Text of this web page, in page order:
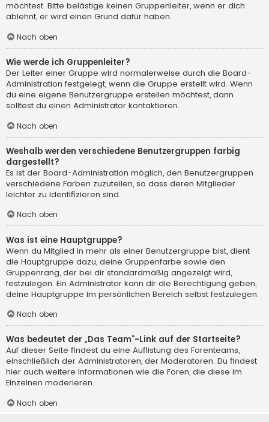
möchtest. Bitte belästige keinen Gruppenleiter, wenn er dich
ablehnt, er wird einen Grund dafür haben.
Nach oben
Wie werde ich Gruppenleiter?
Der Leiter einer Gruppe wird normalerweise durch die Board-
Administration festgelegt, wenn die Gruppe erstellt wird. Wenn
du eine eigene Benutzergruppe erstellen möchtest, dann
solltest du einen Administrator kontaktieren.
Nach oben
Weshalb werden verschiedene Benutzergruppen farbig
dargestellt?
Es ist der Board-Administration möglich, den Benutzergruppen
verschiedene Farben zuzuteilen, so dass deren Mitglieder
leichter zu identifizieren sind.
Nach oben
Was ist eine Hauptgruppe?
Wenn du Mitglied in mehr als einer Benutzergruppe bist, dient
die Hauptgruppe dazu, deine Gruppenfarbe sowie den
Gruppenrang, der bei dir standardmäßig angezeigt wird,
festzulegen. Ein Administrator kann dir die Berechtigung geben,
deine Hauptgruppe im persönlichen Bereich selbst festzulegen.
Nach oben
Was bedeutet der „Das Team“-Link auf der Startseite?
Auf dieser Seite findest du eine Auflistung des Forenteams,
einschließlich der Administratoren, der Moderatoren. Du findest
hier auch weitere Informationen wie die Foren, die diese im
Einzelnen moderieren.
Nach oben